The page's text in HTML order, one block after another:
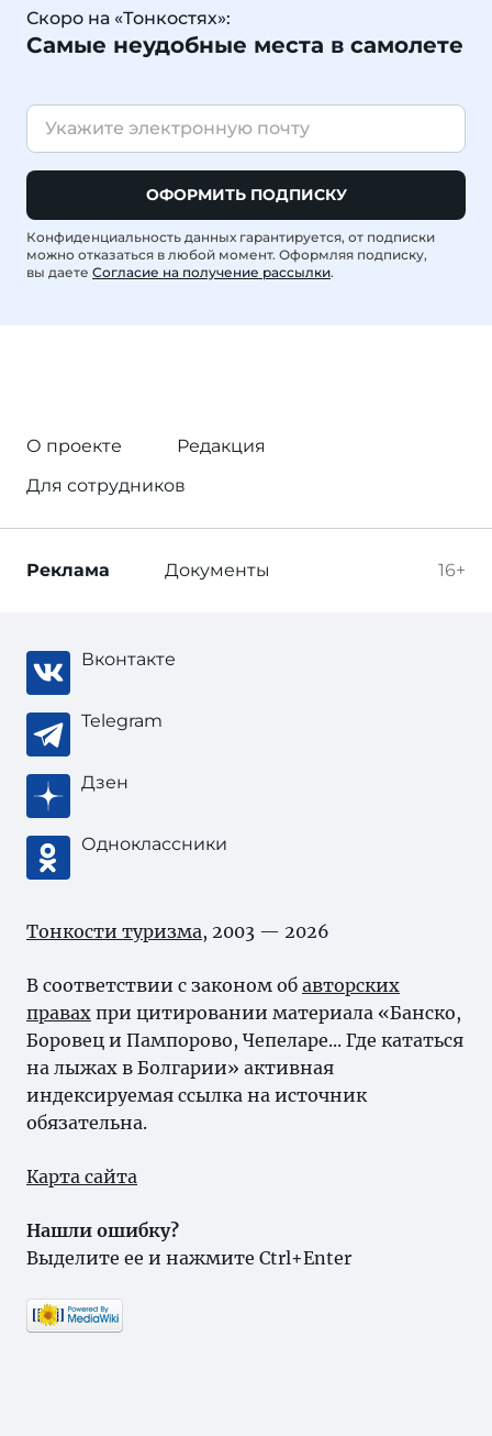
Скоро на «Тонкостях»:
Самые неудобные места в самолете
ОФОРМИТЬ ПОДПИСКУ
Конфиденциальность данных гарантируется, от подписки
можно отказаться в любой момент. Оформляя подписку,
вы даете Согласие на получение рассылки.
О проекте
Редакция
Для сотрудников
16+
Реклама Документы
Вконтакте
Telegram
Дзен
Одноклассники
Тонкости туризма, 2003 — 2026
В соответствии с законом об авторских
правах при цитировании материала «Банско,
Боровец и Пампорово, Чепеларе... Где кататься
на лыжах в Болгарии» активная
индексируемая ссылка на источник
обязательна.
Карта сайта
Нашли ошибку?
Выделите ее и нажмите Ctrl+Enter